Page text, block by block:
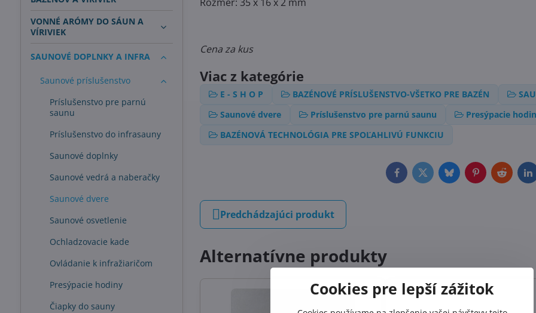
Cena za kus
Viac z kategórie
E - S H O P BAZÉNOVÉ PRÍSLUŠENSTVO-VŠETKO PRE BAZÉN
Saunové dvere
Príslušenstvo pre parnú saunu
Presýpacie
BAZÉNOVÁ TECHNOLÓGIA PRE SPOĽAHLIVÚ FUNKCIU
FacebookTwitterBlueskyPinterestReddit
Predchádzajúci produkt
Alternatívne produkty
VONNÉ ARÓMY DO SÁUN A
VÍRIVIEK
SAUNOVÉ DOPLNKY A INFRA
Saunové príslušenstvo
Príslušenstvo pre parnú
saunu
Príslušenstvo do infrasauny
Saunové doplnky
Saunové vedrá a naberačky
Saunové dvere
Saunové osvetlenie
Ochladzovacie kade
Ovládanie k infražiaričom
Presýpacie hodiny
Čiapky do sauny
Cookies pre lepší zážitok